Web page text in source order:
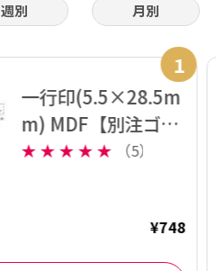
週別 月別
1
一行印(5.5×28.5m
m) MDF【別注ゴム
印】ヨコ型
★ ★ ★ ★ ★ （5）
¥748